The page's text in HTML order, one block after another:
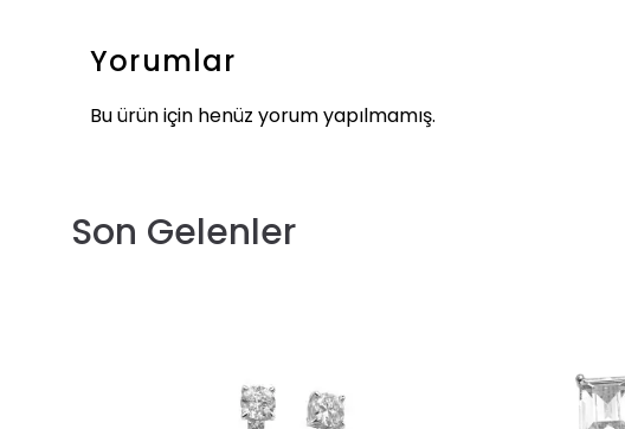
Yorumlar
Bu ürün için henüz yorum yapılmamış.
Son Gelenler